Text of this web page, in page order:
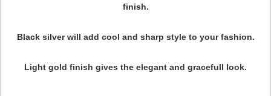
finish.
Black silver will add cool and sharp style to your fashion.
Light gold finish gives the elegant and gracefull look.